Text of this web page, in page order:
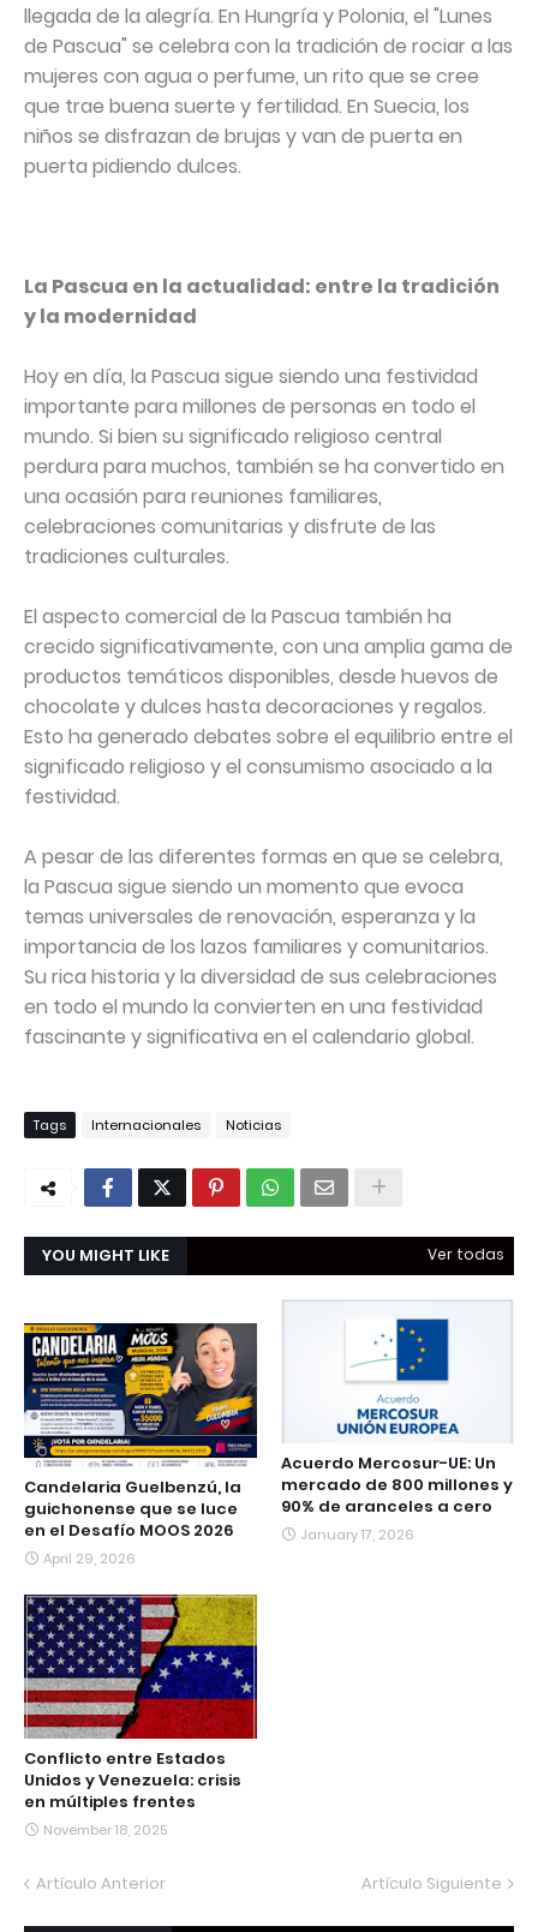
llegada de la alegría. En Hungría y Polonia, el "Lunes
de Pascua" se celebra con la tradición de rociar a las
mujeres con agua o perfume, un rito que se cree
que trae buena suerte y fertilidad. En Suecia, los
niños se disfrazan de brujas y van de puerta en
puerta pidiendo dulces.
La Pascua en la actualidad: entre la tradición
y la modernidad
Hoy en día, la Pascua sigue siendo una festividad
importante para millones de personas en todo el
mundo. Si bien su significado religioso central
perdura para muchos, también se ha convertido en
una ocasión para reuniones familiares,
celebraciones comunitarias y disfrute de las
tradiciones culturales.
El aspecto comercial de la Pascua también ha
crecido significativamente, con una amplia gama de
productos temáticos disponibles, desde huevos de
chocolate y dulces hasta decoraciones y regalos.
Esto ha generado debates sobre el equilibrio entre el
significado religioso y el consumismo asociado a la
festividad.
A pesar de las diferentes formas en que se celebra,
la Pascua sigue siendo un momento que evoca
temas universales de renovación, esperanza y la
importancia de los lazos familiares y comunitarios.
Su rica historia y la diversidad de sus celebraciones
en todo el mundo la convierten en una festividad
fascinante y significativa en el calendario global.
Tags Internacionales Noticias
YOU MIGHT LIKE Ver todas
Candelaria Guelbenzú, la
guichonense que se luce
en el Desafío MOOS 2026
April 29, 2026
Acuerdo Mercosur-UE: Un
mercado de 800 millones y
90% de aranceles a cero
January 17, 2026
Conflicto entre Estados
Unidos y Venezuela: crisis
en múltiples frentes
November 18, 2025
Artículo Anterior Artículo Siguiente